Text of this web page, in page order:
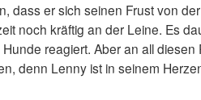
dass er sich seinen Frust von
noch kräftig an der Leine. Es
reagiert. Aber an all
denn Lenny ist in seinem